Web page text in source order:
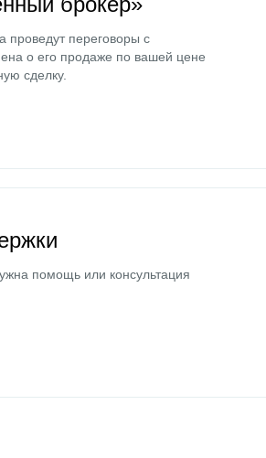
проведут переговоры с
о его продаже по вашей цене
сделку.
помощь или консультация